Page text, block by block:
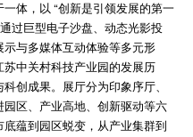
体，以 “创新是引领发展的第一
过巨型电子沙盘、动态光影投
示与多媒体互动体验等多元形
苏中关村科技产业园的发展历
创成果。展厅分为印象序厅、
园区、产业高地、创新驱动等六
底蕴到园区蜕变，从产业集群到